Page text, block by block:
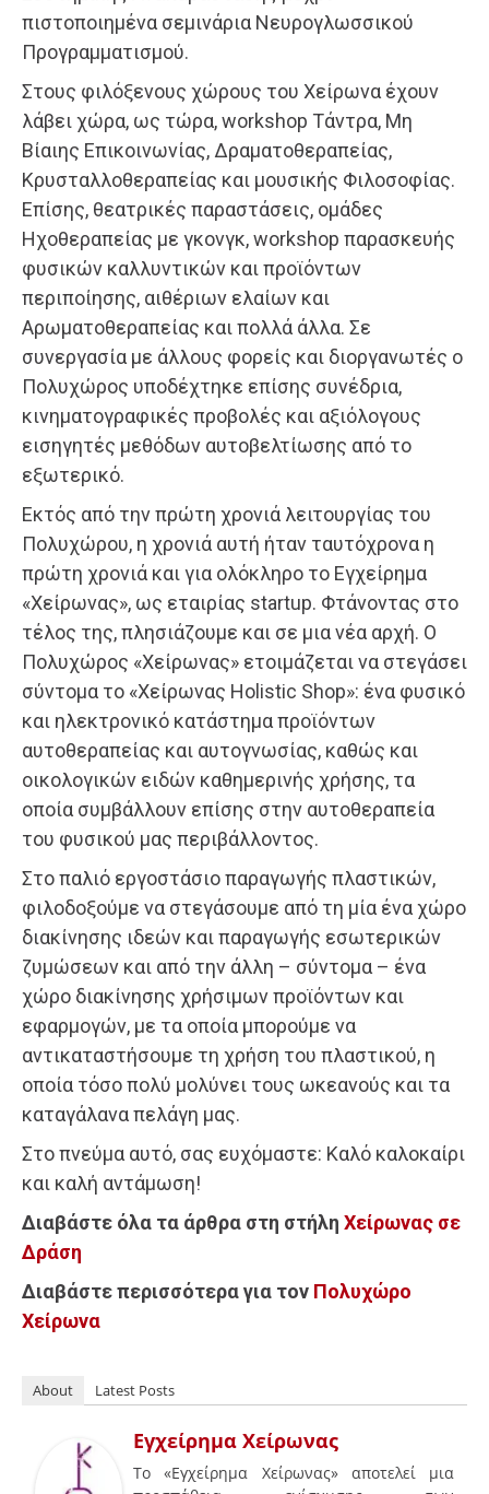
πιστοποιημένα σεμινάρια Νευρογλωσσικού
Προγραμματισμού.
Στους φιλόξενους χώρους του Χείρωνα έχουν
λάβει χώρα, ως τώρα, workshop Τάντρα, Μη
Βίαιης Επικοινωνίας, Δραματοθεραπείας,
Κρυσταλλοθεραπείας και μουσικής Φιλοσοφίας.
Επίσης, θεατρικές παραστάσεις, ομάδες
Ηχοθεραπείας με γκονγκ, workshop παρασκευής
φυσικών καλλυντικών και προϊόντων
περιποίησης, αιθέριων ελαίων και
Αρωματοθεραπείας και πολλά άλλα. Σε
συνεργασία με άλλους φορείς και διοργανωτές ο
Πολυχώρος υποδέχτηκε επίσης συνέδρια,
κινηματογραφικές προβολές και αξιόλογους
εισηγητές μεθόδων αυτοβελτίωσης από το
εξωτερικό.
Εκτός από την πρώτη χρονιά λειτουργίας του
Πολυχώρου, η χρονιά αυτή ήταν ταυτόχρονα η
πρώτη χρονιά και για ολόκληρο το Εγχείρημα
«Χείρωνας», ως εταιρίας startup. Φτάνοντας στο
τέλος της, πλησιάζουμε και σε μια νέα αρχή. Ο
Πολυχώρος «Χείρωνας» ετοιμάζεται να στεγάσει
σύντομα το «Χείρωνας Holistic Shop»: ένα φυσικό
και ηλεκτρονικό κατάστημα προϊόντων
αυτοθεραπείας και αυτογνωσίας, καθώς και
οικολογικών ειδών καθημερινής χρήσης, τα
οποία συμβάλλουν επίσης στην αυτοθεραπεία
του φυσικού μας περιβάλλοντος.
Στο παλιό εργοστάσιο παραγωγής πλαστικών,
φιλοδοξούμε να στεγάσουμε από τη μία ένα χώρο
διακίνησης ιδεών και παραγωγής εσωτερικών
ζυμώσεων και από την άλλη – σύντομα – ένα
χώρο διακίνησης χρήσιμων προϊόντων και
εφαρμογών, με τα οποία μπορούμε να
αντικαταστήσουμε τη χρήση του πλαστικού, η
οποία τόσο πολύ μολύνει τους ωκεανούς και τα
καταγάλανα πελάγη μας.
Στο πνεύμα αυτό, σας ευχόμαστε: Καλό καλοκαίρι
και καλή αντάμωση!
Διαβάστε όλα τα άρθρα στη στήλη Χείρωνας σε
Δράση
Διαβάστε περισσότερα για τον Πολυχώρο
Χείρωνα
About Latest Posts
Εγχείρημα Χείρωνας
Το «Εγχείρημα Χείρωνας» αποτελεί μια